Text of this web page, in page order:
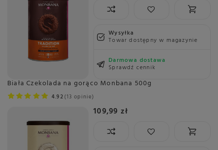
Wysyłka
Towar dostępny w magazynie
Darmowa dostawa
Sprawdź cennik
Biała Czekolada na gorąco Monbana 500g
4.92 13 opinie
109,99 zł